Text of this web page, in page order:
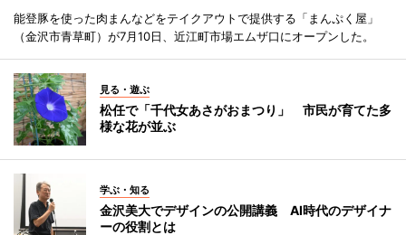
能登豚を使った肉まんなどをテイクアウトで提供する「まんぷく屋」
（金沢市青草町）が7月10日、近江町市場エムザ口にオープンした。
見る・遊ぶ
松任で「千代女あさがおまつり」 市民が育てた多
様な花が並ぶ
学ぶ・知る
金沢美大でデザインの公開講義 AI時代のデザイナ
ーの役割とは